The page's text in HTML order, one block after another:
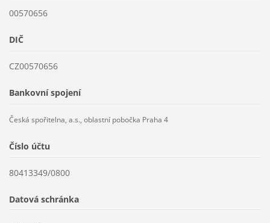
00570656
DIČ
CZ00570656
Bankovní spojení
Česká spořitelna, a.s., oblastní pobočka Praha 4
Číslo účtu
80413349/0800
Datová schránka